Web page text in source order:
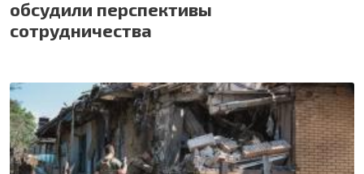
обсудили перспективы
сотрудничества